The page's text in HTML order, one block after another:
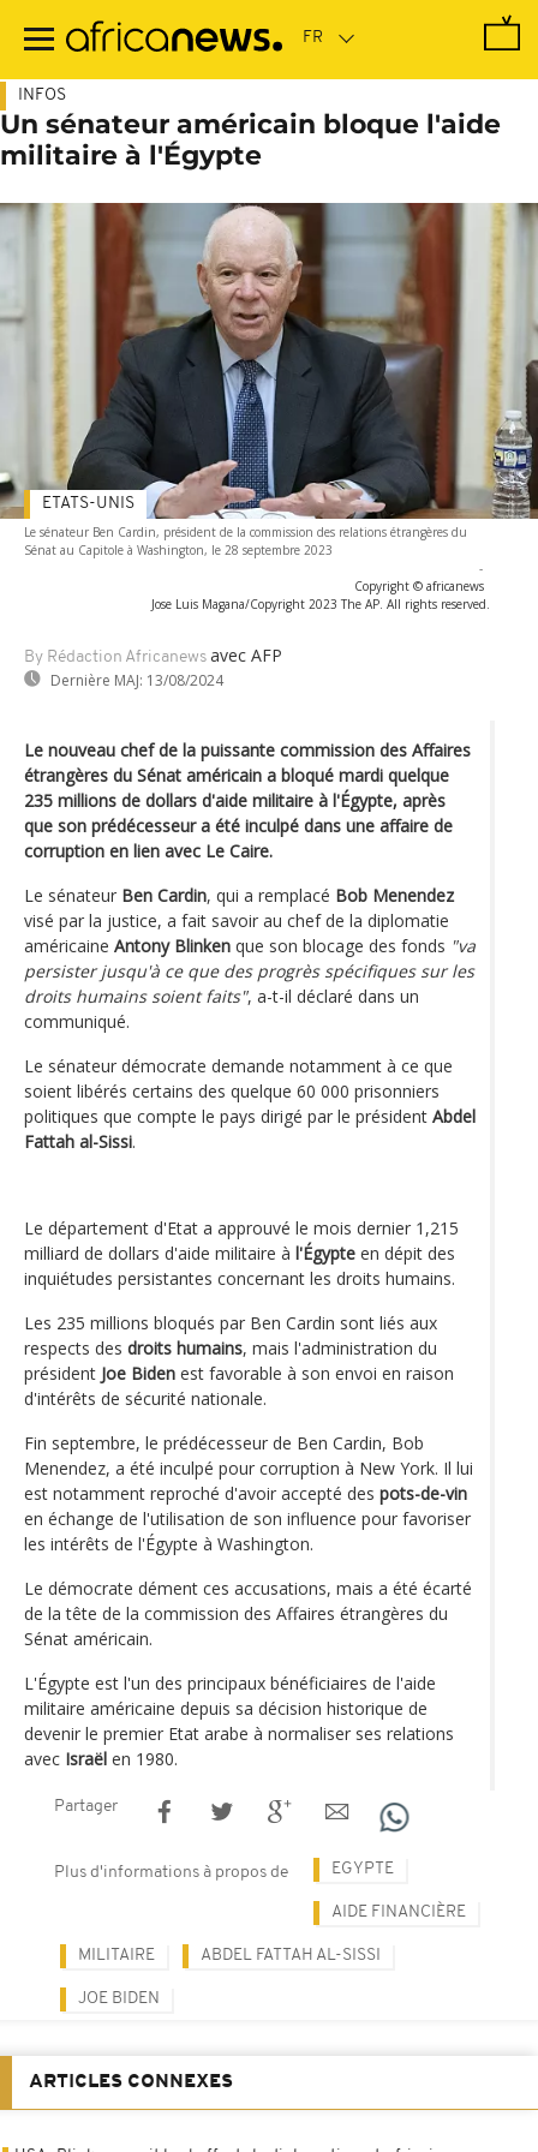
contenu
INFOS
Un sénateur américain bloque l'aide
militaire à l'Égypte
Le sénateur Ben Cardin, président de la commission des relations étrangères du
Sénat au Capitole à Washington, le 28 septembre 2023
-
Copyright © africanews
Jose Luis Magana/Copyright 2023 The AP. All rights reserved.
By Rédaction Africanews avec AFP
Dernière MAJ: 13/08/2024
ETATS-UNIS
Le nouveau chef de la puissante commission des Affaires
étrangères du Sénat américain a bloqué mardi quelque
235 millions de dollars d'aide militaire à l'Égypte, après
que son prédécesseur a été inculpé dans une affaire de
corruption en lien avec Le Caire.
Le sénateur Ben Cardin, qui a remplacé Bob Menendez
visé par la justice, a fait savoir au chef de la diplomatie
américaine Antony Blinken que son blocage des fonds "va
persister jusqu'à ce que des progrès spécifiques sur les
droits humains soient faits", a-t-il déclaré dans un
communiqué.
Le sénateur démocrate demande notamment à ce que
soient libérés certains des quelque 60 000 prisonniers
politiques que compte le pays dirigé par le président Abdel
Fattah al-Sissi.
Le département d'Etat a approuvé le mois dernier 1,215
milliard de dollars d'aide militaire à l'Égypte en dépit des
inquiétudes persistantes concernant les droits humains.
Les 235 millions bloqués par Ben Cardin sont liés aux
respects des droits humains, mais l'administration du
président Joe Biden est favorable à son envoi en raison
d'intérêts de sécurité nationale.
Fin septembre, le prédécesseur de Ben Cardin, Bob
Menendez, a été inculpé pour corruption à New York. Il lui
est notamment reproché d'avoir accepté des pots-de-vin
en échange de l'utilisation de son influence pour favoriser
les intérêts de l'Égypte à Washington.
Le démocrate dément ces accusations, mais a été écarté
de la tête de la commission des Affaires étrangères du
Sénat américain.
L'Égypte est l'un des principaux bénéficiaires de l'aide
militaire américaine depuis sa décision historique de
devenir le premier Etat arabe à normaliser ses relations
avec Israël en 1980.
Partager
Plus d'informations à propos de EGYPTE
AIDE FINANCIÈRE
MILITAIRE ABDEL FATTAH AL-SISSI
JOE BIDEN
ARTICLES CONNEXES